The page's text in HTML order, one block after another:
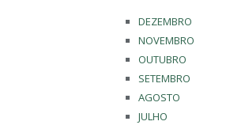
DEZEMBRO
NOVEMBRO
OUTUBRO
SETEMBRO
AGOSTO
JULHO